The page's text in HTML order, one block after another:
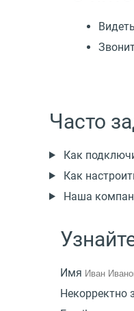
Часто
Как
Как
Наша
Имя
Некорректно